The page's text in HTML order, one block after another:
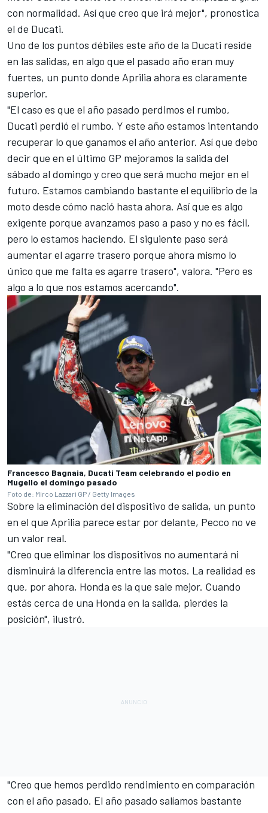
con normalidad. Así que creo que irá mejor", pronostica
el de Ducati.
Uno de los puntos débiles este año de la Ducati reside
en las salidas, en algo que el pasado año eran muy
fuertes, un punto donde Aprilia ahora es claramente
superior.
"El caso es que el año pasado perdimos el rumbo,
Ducati perdió el rumbo. Y este año estamos intentando
recuperar lo que ganamos el año anterior. Así que debo
decir que en el último GP mejoramos la salida del
sábado al domingo y creo que será mucho mejor en el
futuro. Estamos cambiando bastante el equilibrio de la
moto desde cómo nació hasta ahora. Así que es algo
exigente porque avanzamos paso a paso y no es fácil,
pero lo estamos haciendo. El siguiente paso será
aumentar el agarre trasero porque ahora mismo lo
único que me falta es agarre trasero", valora. "Pero es
algo a lo que nos estamos acercando".
Francesco Bagnaia, Ducati Team celebrando el podio en
Mugello el domingo pasado
Foto de: Mirco Lazzari GP / Getty Images
Sobre la eliminación del dispositivo de salida, un punto
en el que Aprilia parece estar por delante, Pecco no ve
un valor real.
"Creo que eliminar los dispositivos no aumentará ni
disminuirá la diferencia entre las motos. La realidad es
que, por ahora, Honda es la que sale mejor. Cuando
estás cerca de una Honda en la salida, pierdes la
posición", ilustró.
"Creo que hemos perdido rendimiento en comparación
con el año pasado. El año pasado salíamos bastante